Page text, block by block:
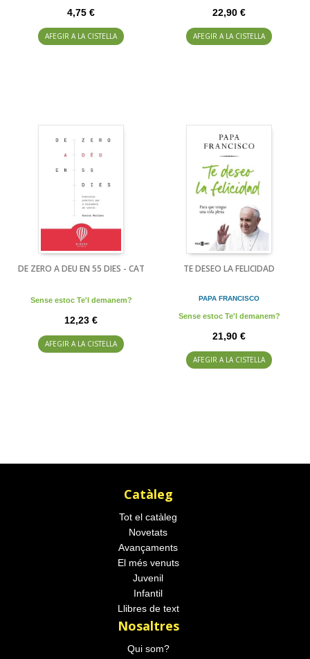
4,75 €
AFEGIR A LA CISTELLA
22,90 €
AFEGIR A LA CISTELLA
DE ZERO A DEU EN 55 DIES - CAT
Sense estoc Te'l demanem?
12,23 €
AFEGIR A LA CISTELLA
TE DESEO LA FELICIDAD
PAPA FRANCISCO
Sense estoc Te'l demanem?
21,90 €
AFEGIR A LA CISTELLA
Catàleg
Tot el catàleg
Novetats
Avançaments
El més venuts
Juvenil
Infantil
Llibres de text
Nosaltres
Qui som?